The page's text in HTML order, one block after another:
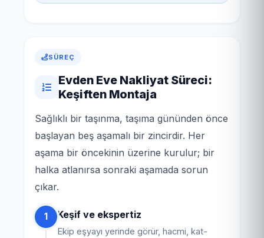
SÜREÇ
Evden Eve Nakliyat Süreci:
Keşiften Montaja
Sağlıklı bir taşınma, taşıma gününden önce
başlayan beş aşamalı bir zincirdir. Her
aşama bir öncekinin üzerine kurulur; bir
halka atlanırsa sonraki aşamada sorun
çıkar.
1 Keşif ve ekspertiz
Ekip eşyayı yerinde görür, hacmi, kat-